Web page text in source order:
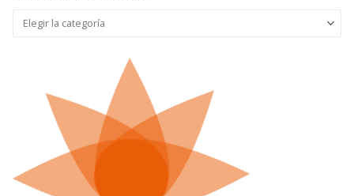
Seleccionar
categoría